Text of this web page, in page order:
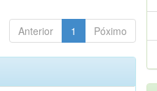
Anterior 1 Póximo